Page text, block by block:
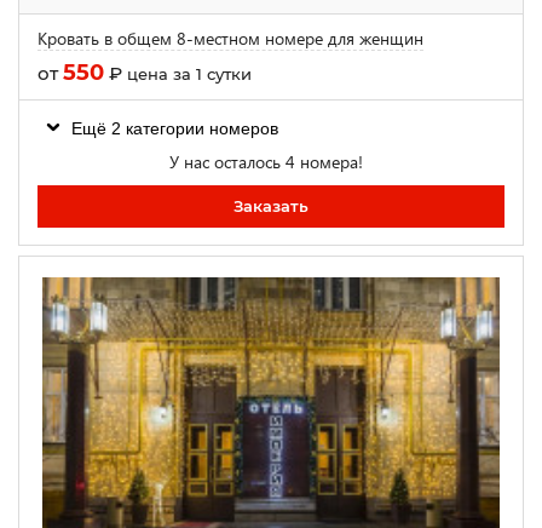
Кровать в общем 8-местном номере для женщин
от550 ₽ цена за 1 сутки
Ещё 2 категории номеров
У нас осталось 4 номера!
Заказать